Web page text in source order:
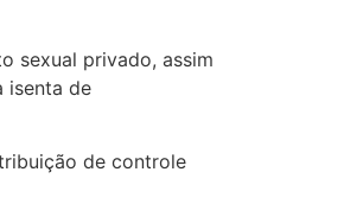
sexual privado, assim
isenta de
de controle